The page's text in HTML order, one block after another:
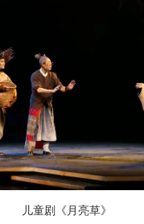
儿童剧《月亮草》